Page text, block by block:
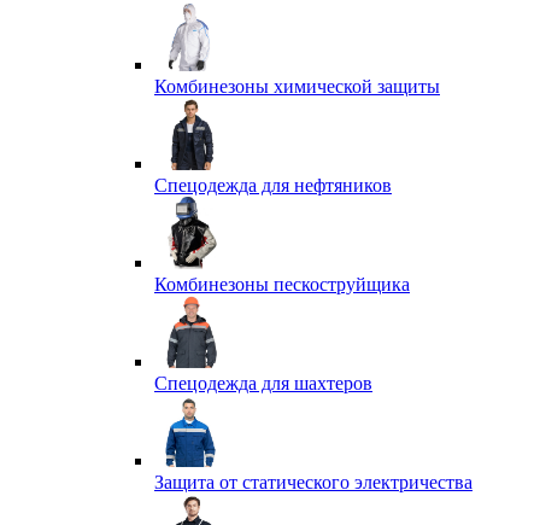
Комбинезоны химической защиты
Спецодежда для нефтяников
Комбинезоны пескоструйщика
Спецодежда для шахтеров
Защита от статического электричества